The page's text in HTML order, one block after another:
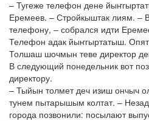
– Тугеже телефон дене
Еремеев. – Стройкыштак лиям. –
телефону, – собрался идти
Телефон адак йыҥгыртатыш.
Толшаш шочмын теве директор
В следующий понедельник вот
директору.
– Тыйын толмет деч изиш ончыч
тунем пытарышым колтат. –
города позвонили: посылают